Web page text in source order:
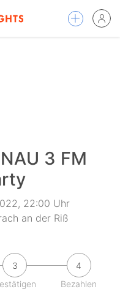
3 FM
22:00 Uhr
an der Riß
3
4
Bezahlen